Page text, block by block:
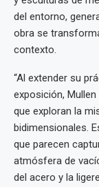
del entorno,
obra se
contexto.
“Al extender su
exposición,
que exploran la
bidimensionales.
que parecen
atmósfera de
del acero y la